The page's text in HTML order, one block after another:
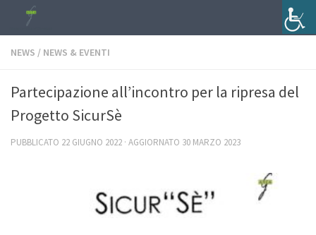
Salta al contenuto
NEWS / NEWS & EVENTI
Partecipazione all’incontro per la ripresa del
Progetto SicurSè
PUBBLICATO 22 GIUGNO 2022 · AGGIORNATO 30 MARZO 2023